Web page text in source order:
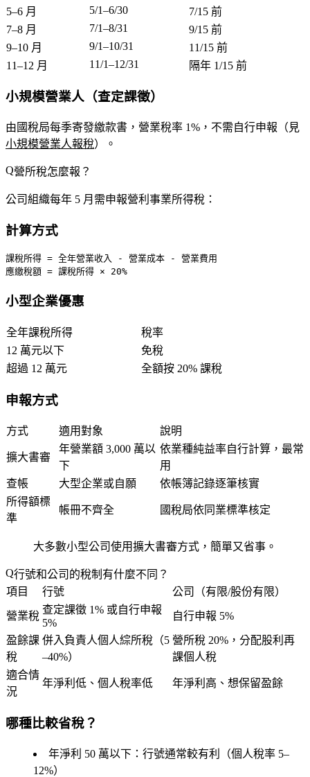
5–6 月
5/1–6/30
7/15 前
7–8 月
7/1–8/31
9/15 前
9–10 月
9/1–10/31
11/15 前
11–12 月
11/1–12/31 隔年 1/15 前
小規模營業人（查定課徵）
由國稅局每季寄發繳款書，營業稅率 1%，不需自行申報（見
小規模營業人報稅）。
營所稅怎麼報？
公司組織每年 5 月需申報營利事業所得稅：
計算方式
課稅所得 = 全年營業收入 - 營業成本 - 營業費用
小型企業優惠
全年課稅所得
稅率
12 萬元以下
免稅
超過 12 萬元
全額按 20% 課稅
申報方式
方式 適用對象 說明
擴大書審
年營業額 3,000 萬以
下
依業種純益率自行計算，最常
用
查帳
大型企業或自願
依帳簿記錄逐筆核實
所得額標
準
帳冊不齊全 國稅局依同業標準核定
大多數小型公司使用擴大書審方式，簡單又省事。
行號和公司的稅制有什麼不同？
項目
行號 公司（有限/股份有限）
營業稅
查定課徵 1% 或自行申報
5%
自行申報 5%
盈餘課
稅
併入負責人個人綜所稅（5
–40%）
營所稅 20%，分配股利再
課個人稅
適合情
況
年淨利低、個人稅率低 年淨利高、想保留盈餘
哪種比較省稅？
年淨利 50 萬以下 ：行號通常較有利（個人稅率 5–
12%）